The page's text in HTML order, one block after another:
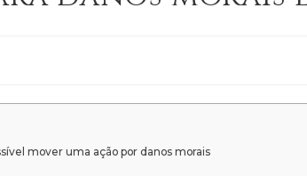
mover uma ação por danos morais